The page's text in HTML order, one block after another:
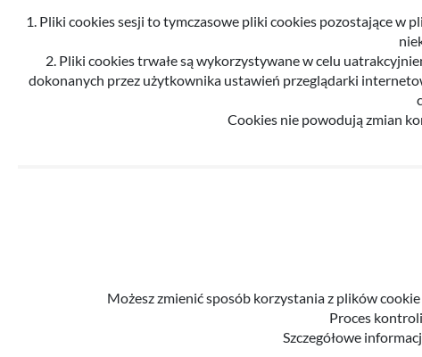
1. Pliki cookies sesji to tymczasowe pliki cookies pozostające
2. Pliki cookies trwałe są wykorzystywane w celu
dokonanych przez użytkownika ustawień przeglądarki
Cookies nie powodują zmian
Możesz zmienić sposób korzystania z plików
Proces
Szczegółowe